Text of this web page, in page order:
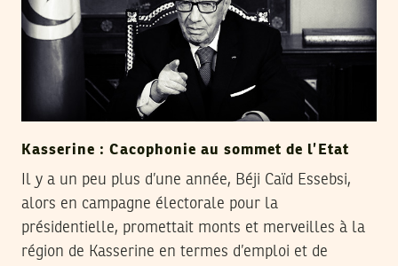
Kasserine : Cacophonie au sommet de l’Etat
Il y a un peu plus d’une année, Béji Caïd Essebsi,
alors en campagne électorale pour la
présidentielle, promettait monts et merveilles à la
région de Kasserine en termes d’emploi et de